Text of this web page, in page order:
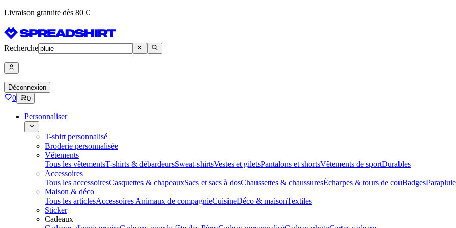
Livraison gratuite dès 80 €
Recherche
Déconnexion
0 0
Personnaliser
T-shirt personnalisé
Broderie personnalisée
Vêtements
Tous les vêtementsT-shirts & débardeursSweat-shirtsVestes et giletsPantalons et shortsVêtements de sportDurables
Accessoires
Tous les accessoiresCasquettes & chapeauxSacs et sacs à dosChaussettes & chaussuresÉcharpes & tours de couBadges
Maison & déco
Tous les articlesAccessoires Animaux de compagnieCuisineDéco & maisonTextiles
Sticker
Cadeaux